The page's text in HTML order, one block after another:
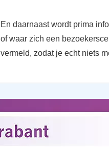
En daarnaast wordt prima
of waar zich een
vermeld, zodat je echt niets